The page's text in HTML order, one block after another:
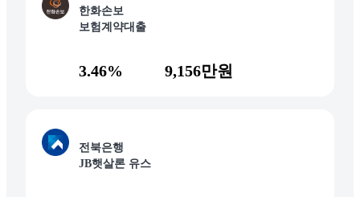
한화손보
보험계약대출
3.46% 9,156만원
전북은행
JB햇살론 유스